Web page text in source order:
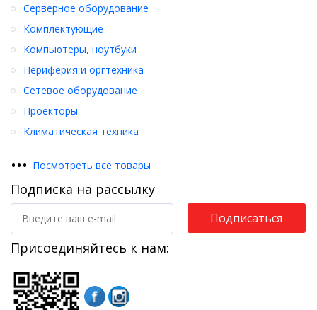
Серверное оборудование
Комплектующие
Компьютеры, ноутбуки
Периферия и оргтехника
Сетевое оборудование
Проекторы
Климатическая техника
••• Посмотреть все товары
Подписка на рассылку
Подписаться
Присоединяйтесь к нам: